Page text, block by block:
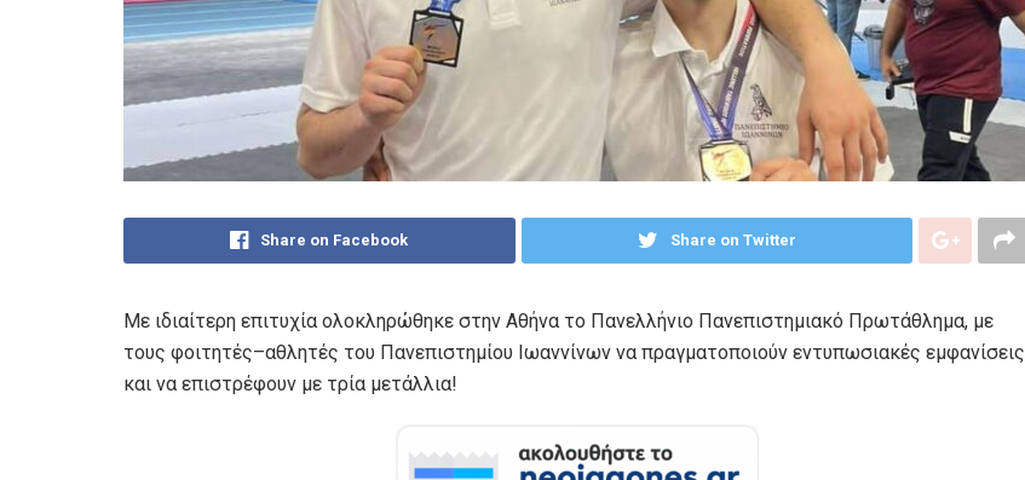
Share on Facebook Share on Twitter
Με ιδιαίτερη επιτυχία ολοκληρώθηκε στην Αθήνα το Πανελλήνιο Πανεπιστημιακό Πρωτάθλημα, με
τους φοιτητές–αθλητές του Πανεπιστημίου Ιωαννίνων να πραγματοποιούν εντυπωσιακές εμφανίσεις
και να επιστρέφουν με τρία μετάλλια!